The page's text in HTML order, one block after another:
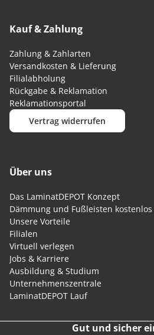
Kauf & Zahlung
Zahlung & Zahlarten
Versandkosten & Lieferung
Filialabholung
Rückgabe & Reklamation
Reklamationsportal
Vertrag widerrufen
Über uns
Das LaminatDEPOT Konzept
Dämmung und Fußleisten kostenlos
Unsere Vorteile
Filialen
Virtuell verlegen
Jobs & Karriere
Ausbildung & Studium
Unternehmenszentrale
LaminatDEPOT Lauf
Gut und sicher